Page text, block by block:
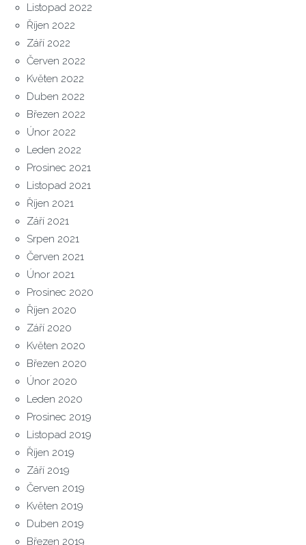
Listopad 2022
Říjen 2022
Září 2022
Červen 2022
Květen 2022
Duben 2022
Březen 2022
Únor 2022
Leden 2022
Prosinec 2021
Listopad 2021
Říjen 2021
Září 2021
Srpen 2021
Červen 2021
Únor 2021
Prosinec 2020
Říjen 2020
Září 2020
Květen 2020
Březen 2020
Únor 2020
Leden 2020
Prosinec 2019
Listopad 2019
Říjen 2019
Září 2019
Červen 2019
Květen 2019
Duben 2019
Březen 2019